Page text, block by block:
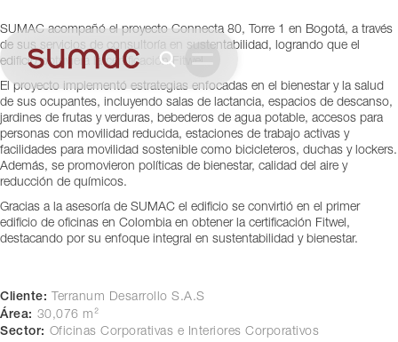
SUMAC acompañó el proyecto Connecta 80, Torre 1 en Bogotá, a través
de sus servicios de consultoría en sustentabilidad, logrando que el
edificio obtuviera la certificación Fitwel.
El proyecto implementó estrategias enfocadas en el bienestar y la salud
de sus ocupantes, incluyendo salas de lactancia, espacios de descanso,
jardines de frutas y verduras, bebederos de agua potable, accesos para
personas con movilidad reducida, estaciones de trabajo activas y
facilidades para movilidad sostenible como bicicleteros, duchas y lockers.
Además, se promovieron políticas de bienestar, calidad del aire y
reducción de químicos.
Gracias a la asesoría de SUMAC el edificio se convirtió en el primer
edificio de oficinas en Colombia en obtener la certificación Fitwel,
destacando por su enfoque integral en sustentabilidad y bienestar.
Cliente:
Terranum Desarrollo S.A.S
Área: 30,076 m²
Sector: Oficinas Corporativas e Interiores Corporativos